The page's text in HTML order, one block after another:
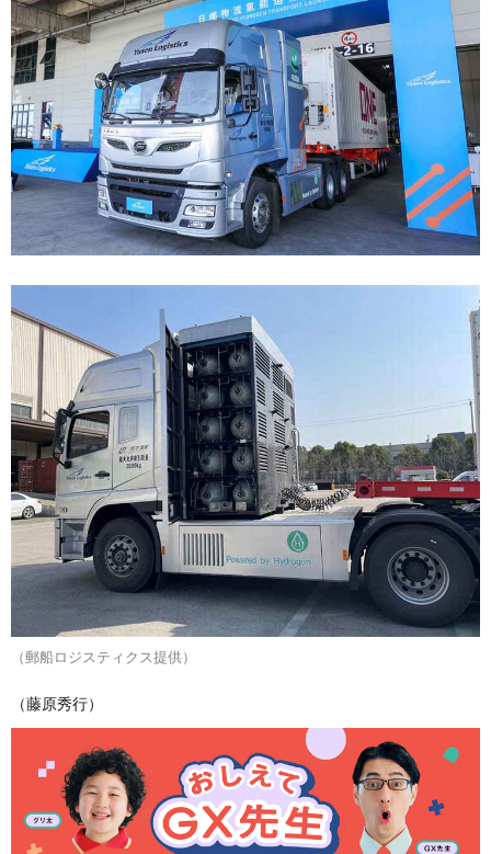
（郵船ロジスティクス提供）
（藤原秀行）